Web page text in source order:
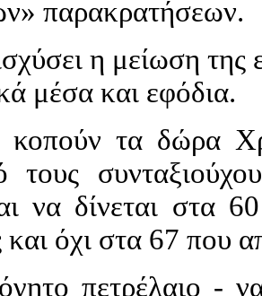
παρακρατήσεων.
η μείωση
μέσα και εφόδια.
τα δώρα
τους
να δίνεται στα
και όχι στα 67 που
πετρέλαιο -